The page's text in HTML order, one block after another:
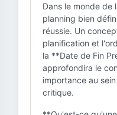
Dans le monde de
planning bien
réussie. Un
planification et
la **Date de Fin
approfondira le
importance au
critique.